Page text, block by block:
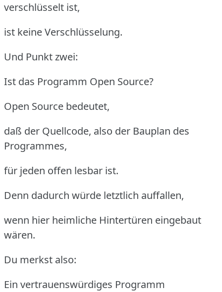
verschlüsselt ist,
ist keine Verschlüsselung.
Und Punkt zwei:
Ist das Programm Open Source?
Open Source bedeutet,
daß der Quellcode, also der Bauplan des
Programmes,
für jeden offen lesbar ist.
Denn dadurch würde letztlich auffallen,
wenn hier heimliche Hintertüren eingebaut
wären.
Du merkst also:
Ein vertrauenswürdiges Programm